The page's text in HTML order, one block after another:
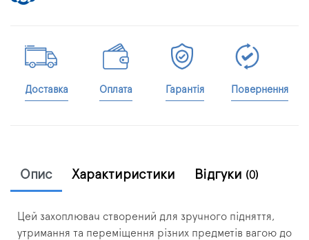
Доставка Оплата Гарантія Повернення
Опис Характиристики Відгуки (0)
Цей захоплювач створений для зручного підняття,
утримання та переміщення різних предметів вагою до